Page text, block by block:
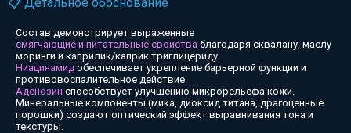
Состав демонстрирует выраженные
смягчающие и питательные свойства благодаря сквалану, маслу
моринги и каприлик/каприк триглицериду.
Ниацинамид обеспечивает укрепление барьерной функции и
противовоспалительное действие.
Аденозин способствует улучшению микрорельефа кожи.
Минеральные компоненты (мика, диоксид титана, драгоценные
порошки) создают оптический эффект выравнивания тона и
текстуры.